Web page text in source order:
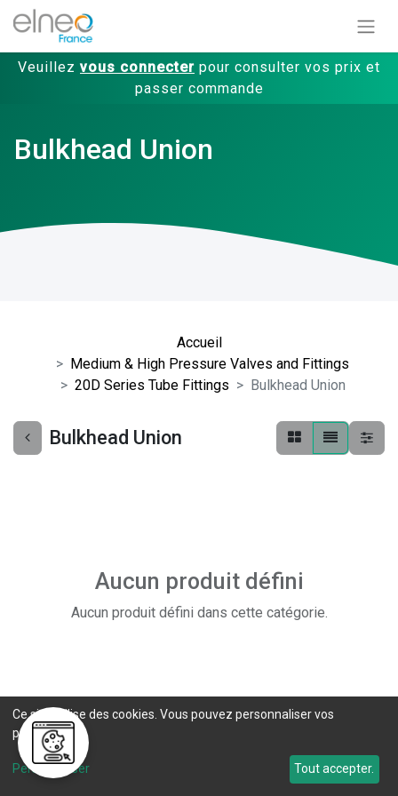
Veuillez vous connecter pour consulter vos prix et
passer commande
Bulkhead Union
Accueil
Medium & High Pressure Valves and Fittings
20D Series Tube Fittings
Bulkhead Union
Bulkhead Union
Aucun produit défini
Aucun produit défini dans cette catégorie.
Ce site utilise des cookies. Vous pouvez personnaliser vos
préférences.
Personnaliser Tout accepter.